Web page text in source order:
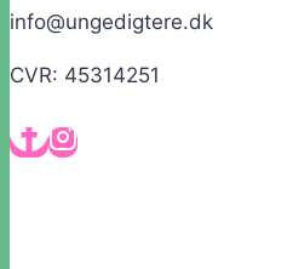
info@ungedigtere.dk
CVR: 45314251